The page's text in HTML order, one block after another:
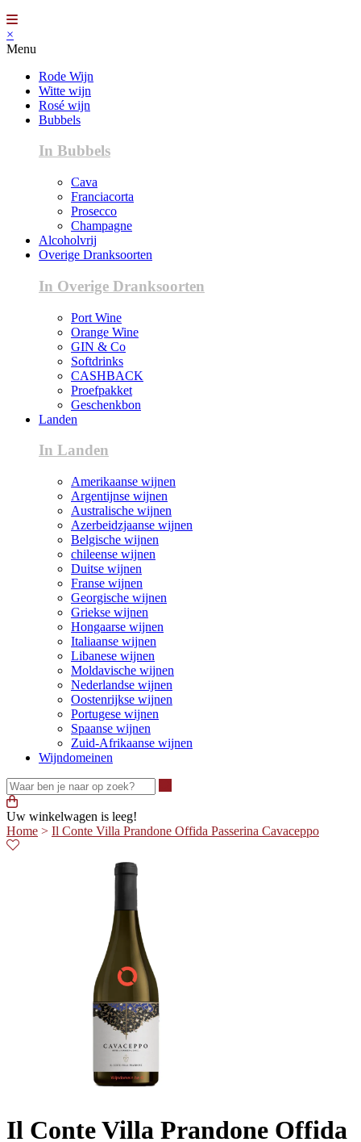
×
Menu
Rode Wijn
Witte wijn
Rosé wijn
Bubbels
In Bubbels
Cava
Franciacorta
Prosecco
Champagne
Alcoholvrij
Overige Dranksoorten
In Overige Dranksoorten
Port Wine
Orange Wine
GIN & Co
Softdrinks
CASHBACK
Proefpakket
Geschenkbon
Landen
In Landen
Amerikaanse wijnen
Argentijnse wijnen
Australische wijnen
Azerbeidzjaanse wijnen
Belgische wijnen
chileense wijnen
Duitse wijnen
Franse wijnen
Georgische wijnen
Griekse wijnen
Hongaarse wijnen
Italiaanse wijnen
Libanese wijnen
Moldavische wijnen
Nederlandse wijnen
Oostenrijkse wijnen
Portugese wijnen
Spaanse wijnen
Zuid-Afrikaanse wijnen
Wijndomeinen
Uw winkelwagen is leeg!
Home > Il Conte Villa Prandone Offida Passerina Cavaceppo
Il Conte Villa Prandone Offida